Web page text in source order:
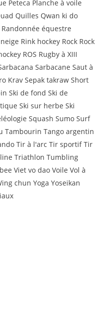
Peteca Planche à voile
Quilles Qwan ki do
équestre
Rink hockey Rock Rock
ROS Rugby à XIII
Sarbacane Saut à
Krav Sepak takraw Short
Ski de fond Ski de
Ski sur herbe Ski
Squash Sumo Surf
Tambourin Tango argentin
Tir à l'arc Tir sportif Tir
Triathlon Tumbling
Viet vo dao Voile Vol à
chun Yoga Yoseikan